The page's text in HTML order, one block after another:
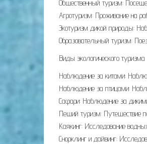
Общественный туризм:
Агротуризм: Проживание на
Экотуризм дикой природы:
Образовательный туризм:
Виды экологического туризма
Наблюдение за китами:
Наблюдение за птицами:
Сафари: Наблюдение за
Пеший туризм: Путешествие
Каякинг: Исследование
Снорклинг и дайвинг: